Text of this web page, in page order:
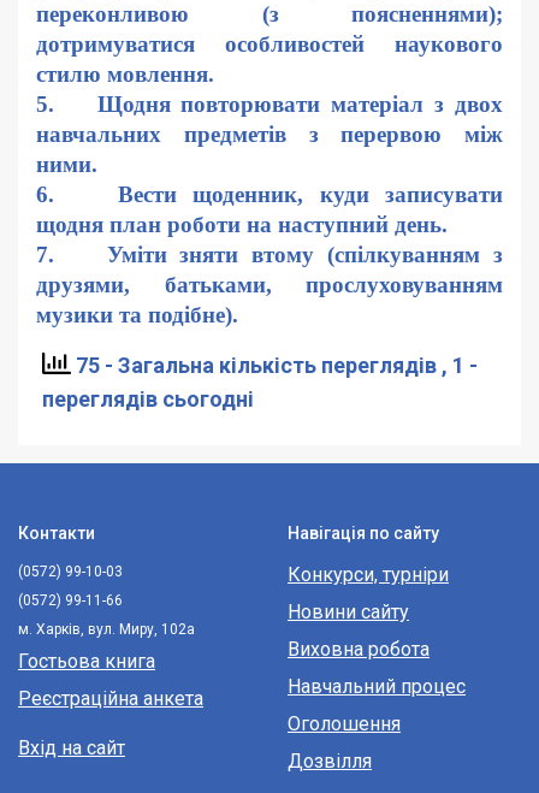
переконливою (з поясненнями);
дотримуватися особливостей наукового
стилю мовлення.
5. Щодня повторювати матеріал з двох
навчальних предметів з перервою між
ними.
6. Вести щоденник, куди записувати
щодня план роботи на наступний день.
7. Уміти зняти втому (спілкуванням з
друзями, батьками, прослуховуванням
музики та подібне).
75 - Загальна кількість переглядів , 1 -
переглядів сьогодні
Навігація по сайту
Конкурси, турніри
Новини сайту
Виховна робота
Навчальний процес
Оголошення
Дозвілля
Контакти
(0572) 99-10-03
(0572) 99-11-66
м. Харків, вул. Миру, 102а
Гостьова книга
Реєстраційна анкета
Вхід на сайт